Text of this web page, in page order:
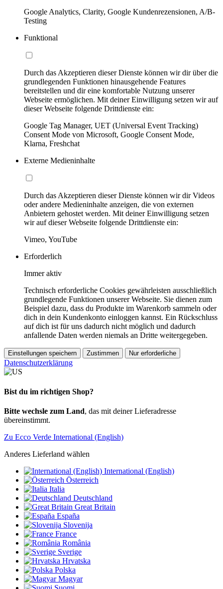
Google Analytics, Clarity, Google Kundenrezensionen, A/B-
Testing
Funktional
Durch das Akzeptieren dieser Dienste können wir dir über die
grundlegenden Funktionen hinausgehende Features
bereitstellen und dir eine komfortable Nutzung unserer
Webseite ermöglichen. Mit deiner Einwilligung setzen wir auf
dieser Webseite folgende Drittdienste ein:
Google Tag Manager, UET (Universal Event Tracking)
Consent Mode von Microsoft, Google Consent Mode,
Klarna, Freshchat
Externe Medieninhalte
Durch das Akzeptieren dieser Dienste können wir dir Videos
oder andere Medieninhalte anzeigen, die von externen
Anbietern gehostet werden. Mit deiner Einwilligung setzen
wir auf dieser Webseite folgende Drittdienste ein:
Vimeo, YouTube
Erforderlich
Immer aktiv
Technisch erforderliche Cookies gewährleisten ausschließlich
grundlegende Funktionen unserer Webseite. Sie dienen zum
Beispiel dazu, dass du Produkte im Warenkorb sammeln oder
dich in dein Kundenkonto einloggen kannst. Ein Rückschluss
auf dich ist für uns dadurch nicht möglich und dadurch
anfallende Daten werden niemals an Dritte weitergegeben.
Einstellungen speichern Zustimmen Nur erforderliche
Datenschutzerklärung
Bist du im richtigen Shop?
Bitte wechsle zum Land, das mit deiner Lieferadresse
übereinstimmt.
Zu Ecco Verde International (English)
Anderes Lieferland wählen
International (English)
Österreich
Italia
Deutschland
Great Britain
España
Slovenija
France
România
Sverige
Hrvatska
Polska
Magyar